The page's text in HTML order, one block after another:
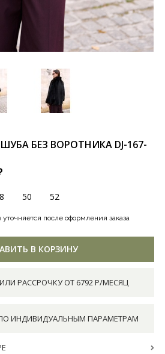
БЕЗ ВОРОТНИКА DJ-167-
50 52
после оформления заказа
В КОРЗИНУ
РАССРОЧКУ ОТ 6792 Р/МЕСЯЦ
ИНДИВИДУАЛЬНЫМ ПАРАМЕТРАМ